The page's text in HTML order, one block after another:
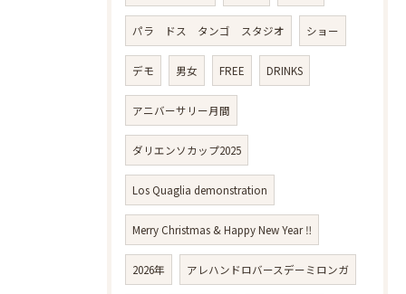
パラ ドス タンゴ スタジオ ショー
デモ 男女 FREE DRINKS
アニバーサリー月間
ダリエンソカップ2025
Los Quaglia demonstration
Merry Christmas & Happy New Year ‼️
2026年 アレハンドロバースデーミロンガ